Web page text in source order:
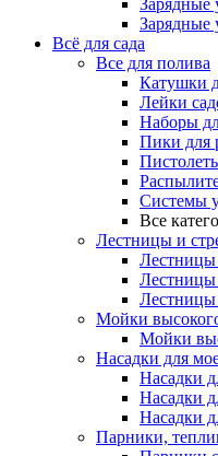
Зарядные
Зарядные
Всё для сада
Все для полива
Катушки
Лейки
Наборы
Пики для
Системы
Все
Лестницы и
Мойки
Мойки
Насадки для
Насадки
Насадки
Насадки
Парники,